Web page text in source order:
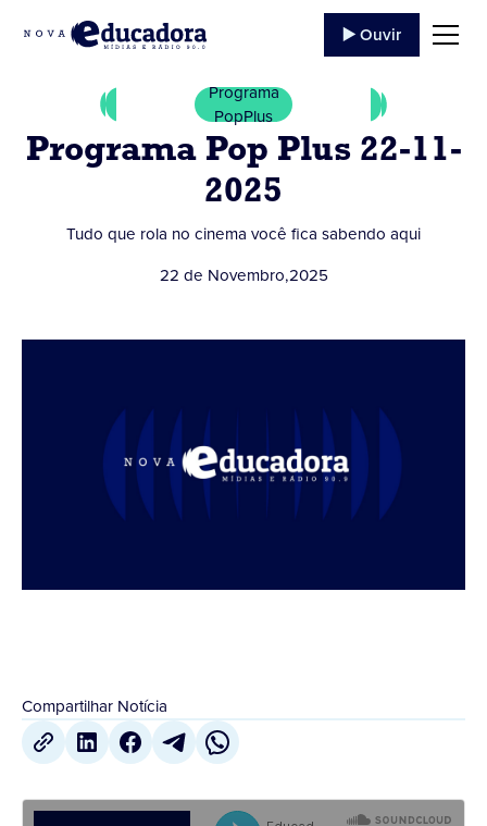
▶️ Ouvir
Programa
PopPlus
Programa Pop Plus 22-11-
2025
Tudo que rola no cinema você fica sabendo aqui
22 de Novembro,2025
Compartilhar Notícia